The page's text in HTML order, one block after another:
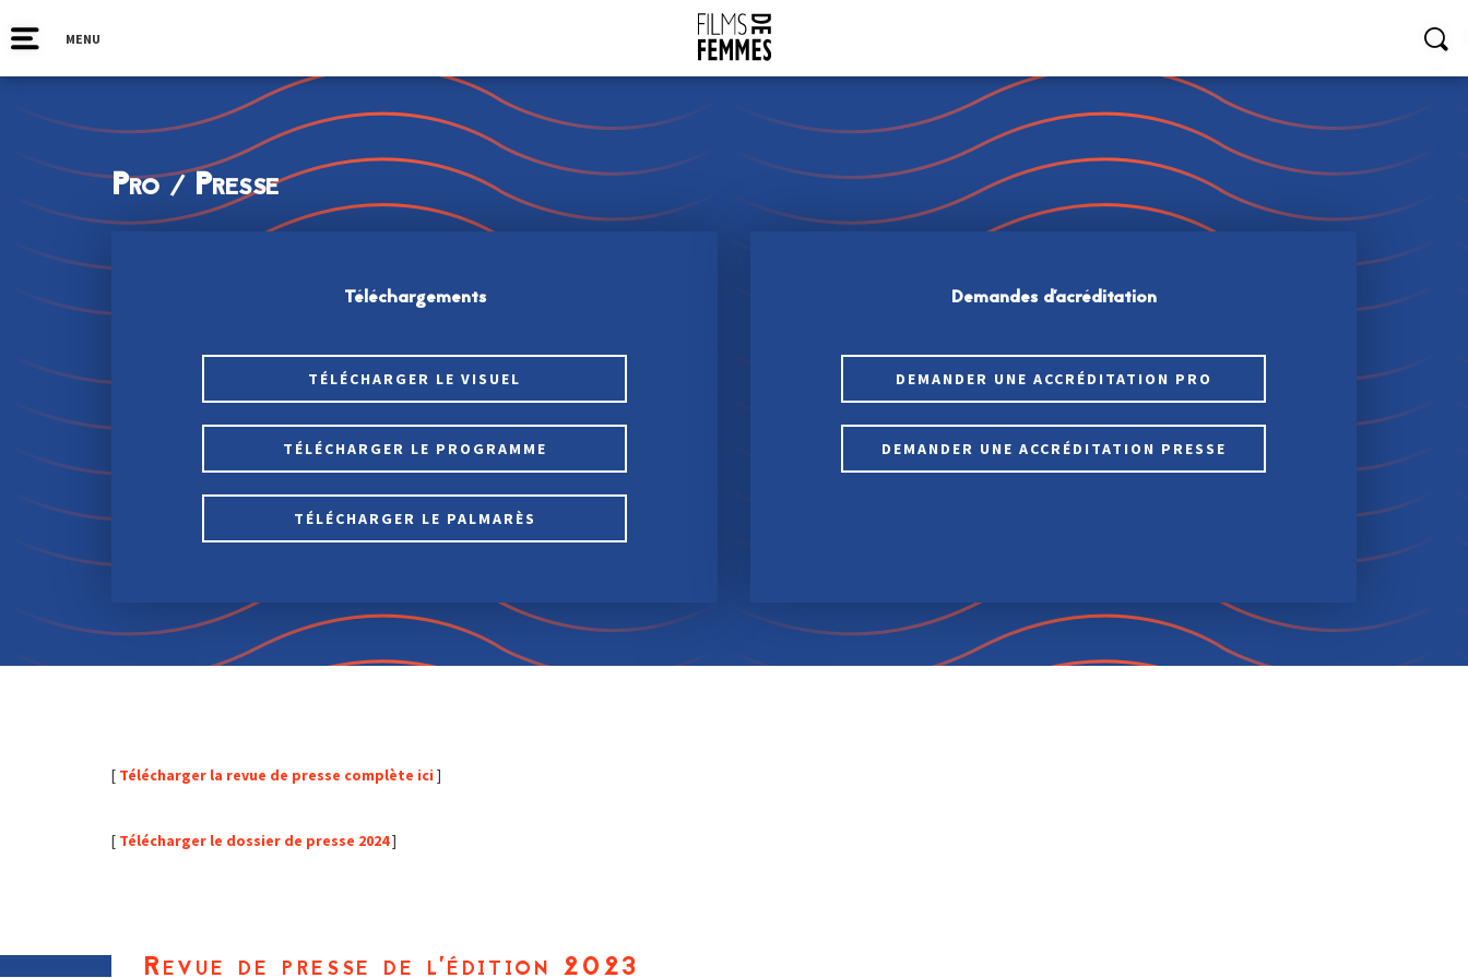
MENU
Pro / Presse
Téléchargements
TÉLÉCHARGER LE VISUEL
TÉLÉCHARGER LE PROGRAMME
TÉLÉCHARGER LE PALMARÈS
Demandes d'acréditation
DEMANDER UNE ACCRÉDITATION PRO
DEMANDER UNE ACCRÉDITATION PRESSE
[ Télécharger la revue de presse complète ici ]
[ Télécharger le dossier de presse 2024]
Revue de presse de l'édition 2023